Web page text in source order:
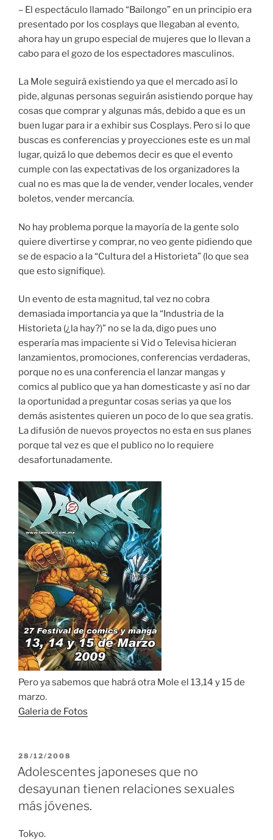
– El espectáculo llamado “Bailongo” en un principio era
presentado por los cosplays que llegaban al evento,
ahora hay un grupo especial de mujeres que lo llevan a
cabo para el gozo de los espectadores masculinos.
La Mole seguirá existiendo ya que el mercado así lo
pide, algunas personas seguirán asistiendo porque hay
cosas que comprar y algunas más, debido a que es un
buen lugar para ir a exhibir sus Cosplays. Pero si lo que
buscas es conferencias y proyecciones este es un mal
lugar, quizá lo que debemos decir es que el evento
cumple con las expectativas de los organizadores la
cual no es mas que la de vender, vender locales, vender
boletos, vender mercancía.
No hay problema porque la mayoría de la gente solo
quiere divertirse y comprar, no veo gente pidiendo que
se de espacio a la “Cultura del a Historieta” (lo que sea
que esto signifique).
Un evento de esta magnitud, tal vez no cobra
demasiada importancia ya que la “Industria de la
Historieta (¿la hay?)” no se la da, digo pues uno
esperaría mas impaciente si Vid o Televisa hicieran
lanzamientos, promociones, conferencias verdaderas,
porque no es una conferencia el lanzar mangas y
comics al publico que ya han domesticaste y así no dar
la oportunidad a preguntar cosas serias ya que los
demás asistentes quieren un poco de lo que sea gratis.
La difusión de nuevos proyectos no esta en sus planes
porque tal vez es que el publico no lo requiere
desafortunadamente.
Pero ya sabemos que habrá otra Mole el 13,14 y 15 de
marzo.
Galeria de Fotos
PUBLICADO
EL
28/12/2008
Adolescentes japoneses que no
desayunan tienen relaciones sexuales
más jóvenes.
Tokyo.